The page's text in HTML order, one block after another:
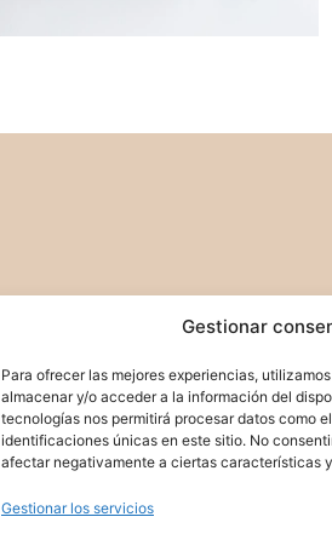
Gestionar
Para ofrecer las mejores experiencias,
almacenar y/o acceder a la información del
tecnologías nos permitirá procesar datos como
identificaciones únicas en este sitio. No
afectar negativamente a ciertas características
Gestionar los servicios